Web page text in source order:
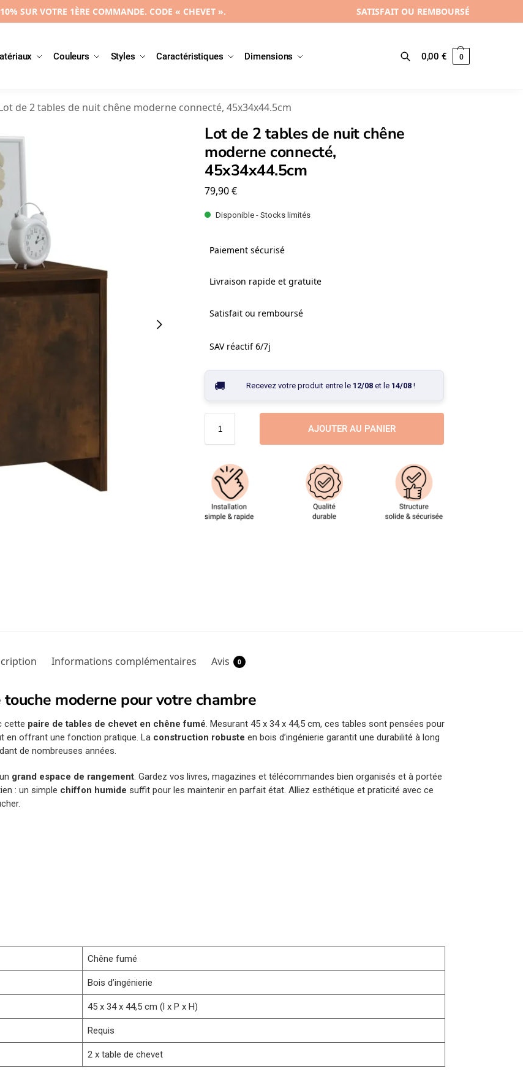
SUR VOTRE 1ÈRE COMMANDE. CODE « CHEVET ». SATISFAIT OU REMBOURSÉ
Couleurs Styles Caractéristiques Dimensions
Recherche 0,00€ 0
de 2 tables de nuit chêne moderne connecté, 45x34x44.5cm
Lot de 2 tables de nuit chêne
moderne connecté,
45x34x44.5cm
79,90€
Disponible - Stocks limités
Paiement sécurisé
Livraison rapide et gratuite
Satisfait ou remboursé
SAV réactif 6/7j
Recevez votre produit entre le 12/08et le 14/08!
AJOUTER AU PANIER
Informations complémentaires Avis 0
moderne pour votre chambre
cette paire de tables de chevet en chêne fumé. Mesurant 45 x 34 x 44,5 cm, ces tables sont pensées pour
en offrant une fonction pratique. La construction robuste en bois d’ingénierie garantit une durabilité à long
de nombreuses années.
grand espace de rangement . Gardez vos livres, magazines et télécommandes bien organisés et à portée
: un simple chiffon humide suffit pour les maintenir en parfait état. Alliez esthétique et praticité avec ce
Chêne fumé
Bois d’ingénierie
45 x 34 x 44,5 cm (l x P x H)
Requis
2 x table de chevet